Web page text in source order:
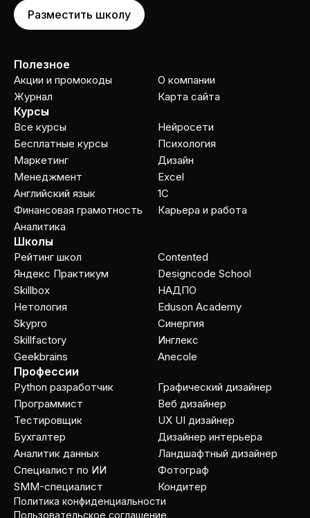
Разместить школу
Полезное
Акции и промокоды
Журнал
О компании
Карта сайта
Курсы
Все курсы
Бесплатные курсы
Маркетинг
Менеджмент
Английский язык
Финансовая грамотность
Аналитика
Нейросети
Психология
Дизайн
Excel
1C
Карьера и работа
Школы
Рейтинг школ
Яндекс Практикум
Skillbox
Нетология
Skypro
Skillfactory
Geekbrains
Contented
Designcode School
НАДПО
Eduson Academy
Cинергия
Инглекс
Anecole
Профессии
Python разработчик
Программист
Тестировщик
Бухгалтер
Аналитик данных
Специалист по ИИ
SMM-специалист
Графический дизайнер
Веб дизайнер
UX UI дизайнер
Дизайнер интерьера
Ландшафтный дизайнер
Фотограф
Кондитер
Пользовательское соглашение
Политика конфиденциальности